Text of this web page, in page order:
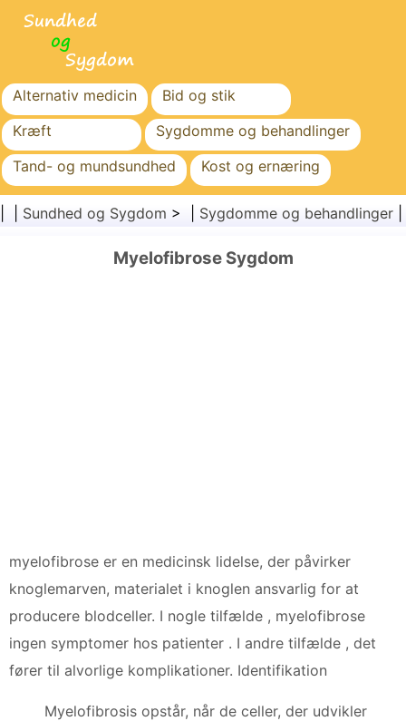
Alternativ medicin
Bid og stik
Kræft
Sygdomme og behandlinger
Tand- og mundsundhed
Kost og ernæring
Familiesundhed
Sundhedssektoren
Kirurgi og procedurer
Sundhed
Sundhed og Sygdom > | Sygdomme og behandlinger
Myelofibrose Sygdom
myelofibrose er en medicinsk lidelse, der påvirker
knoglemarven, materialet i knoglen ansvarlig for at
producere blodceller. I nogle tilfælde , myelofibrose
ingen symptomer hos patienter . I andre tilfælde , det
fører til alvorlige komplikationer. Identifikation
Myelofibrosis opstår, når de celler, der udvikler